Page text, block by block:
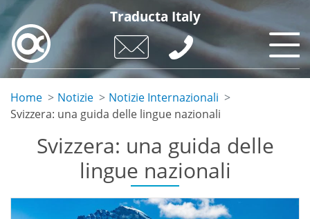
Skip
main
content
Traducta Italy
Home Notizie
Notizie Internazionali
Svizzera: una guida delle lingue nazionali
Svizzera: una guida delle
lingue nazionali